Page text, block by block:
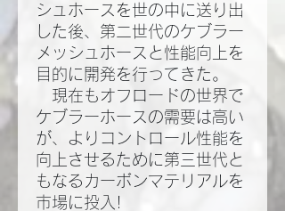
シュホースを世の中に送り出
した後、第二世代のケブラー
メッシュホースと性能向上を
目的に開発を行ってきた。​
現在もオフロードの世界で
ケブラーホースの需要は高い
が、よりコントロール性能を
向上させるために第三世代と
もなるカーボンマテリアルを
市場に投入!​